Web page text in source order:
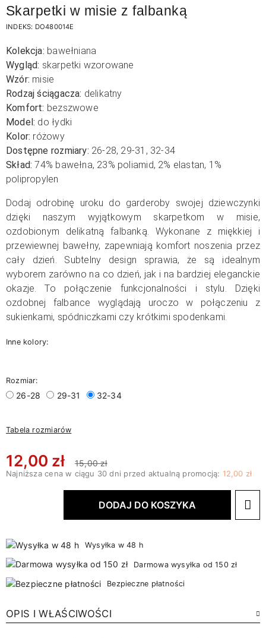
Skarpetki w misie z falbanką
INDEKS: DO480014E
Kolekcja: bawełniana
Wygląd: skarpetki wzorowane
Wzór: misie
Rodzaj ściągacza: delikatny
Komfort: bezszwowe
Model: do łydki
Kolor: różowy
Dostępne rozmiary: 26-28, 29-31, 32-34
Skład: 74% bawełna, 23% poliamid, 2% elastan, 1%
polipropylen
Dodaj odrobinę uroku do garderoby swojej dziewczynki
dzięki naszym wyjątkowym skarpetkom w misie,
ozdobionym delikatną falbanką. Wykonane z miękkiej i
przewiewnej bawełny, zapewniają komfort noszenia przez
cały dzień. Subtelny design sprawia, że są idealnym
wyborem zarówno na co dzień, jak i na bardziej eleganckie
okazje. To połączenie funkcjonalności i stylu. Dzięki
ozdobnej falbance wyglądają uroczo w połączeniu z
sukienkami, spódniczkami czy krótkimi spodenkami.
Inne kolory:
Rozmiar:
26-28 29-31 32-34
Tabela rozmiarów
12,00 zł 15,00 zł
Najniższa cena w ciągu 30 dni przed aktualną promocją: 12,00 zł
DODAJ DO KOSZYKA
Wysyłka w 48 h
Darmowa wysyłka od 150 zł
Bezpieczne płatności
OPIS I WŁAŚCIWOŚCI